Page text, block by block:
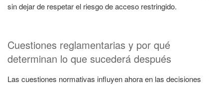
sin dejar de respetar el riesgo de acceso restringido.
Cuestiones reglamentarias y por qué
determinan lo que sucederá después
Las cuestiones normativas influyen ahora en las decisiones